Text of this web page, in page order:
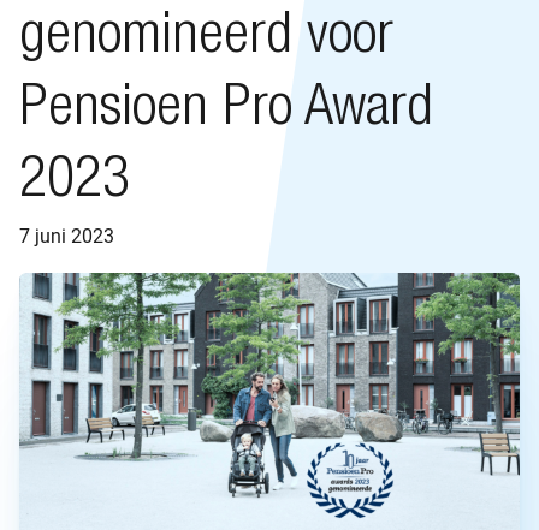
genomineerd voor
Pensioen Pro Award
2023
7 juni 2023